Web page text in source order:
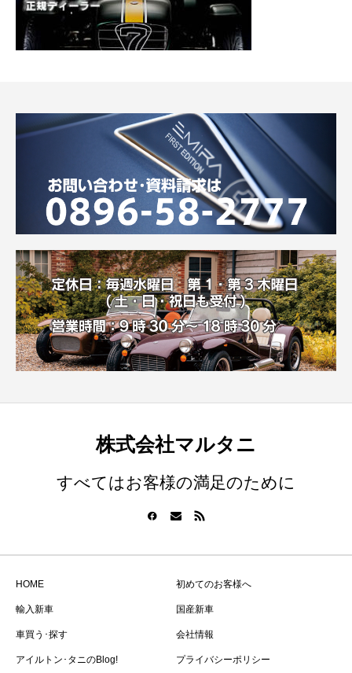
株式会社マルタニ
すべてはお客様の満足のために
HOME 初めてのお客様へ
輸入新車 国産新車
車買う･探す 会社情報
アイルトン･タニのBlog! プライバシーポリシー